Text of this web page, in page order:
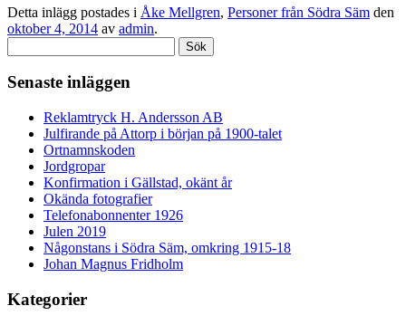
Detta inlägg postades i Åke Mellgren, Personer från Södra Säm den
oktober 4, 2014 av admin.
efter:
Senaste inläggen
Reklamtryck H. Andersson AB
Julfirande på Attorp i början på 1900-talet
Ortnamnskoden
Jordgropar
Konfirmation i Gällstad, okänt år
Okända fotografier
Telefonabonnenter 1926
Julen 2019
Någonstans i Södra Säm, omkring 1915-18
Johan Magnus Fridholm
Kategorier